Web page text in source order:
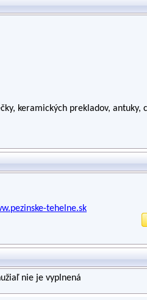
keramických prekladov, antuky,
tehelne.sk
nie je vyplnená